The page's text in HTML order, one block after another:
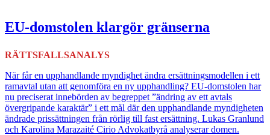
EU-domstolen klargör gränserna
RÄTTSFALLSANALYS
När får en upphandlande myndighet ändra ersättningsmodellen i ett
ramavtal utan att genomföra en ny upphandling? EU-domstolen har
nu preciserat innebörden av begreppet ”ändring av ett avtals
övergripande karaktär” i ett mål där den upphandlande myndigheten
ändrade prissättningen från rörlig till fast ersättning. Lukas Granlund
och Karolina Marazaité Cirio Advokatbyrå analyserar domen.